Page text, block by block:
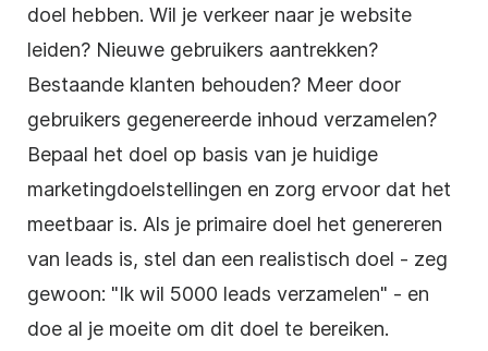
doel hebben. Wil je verkeer naar je website
leiden? Nieuwe gebruikers aantrekken?
Bestaande klanten behouden? Meer door
gebruikers gegenereerde inhoud verzamelen?
Bepaal het doel op basis van je huidige
marketingdoelstellingen en zorg ervoor dat het
meetbaar is. Als je primaire doel het genereren
van leads is, stel dan een realistisch doel - zeg
gewoon: "Ik wil 5000 leads verzamelen" - en
doe al je moeite om dit doel te bereiken.